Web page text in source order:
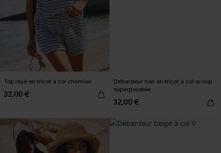
Top rayé en tricot à col chemise
32,00 €
Débardeur noir en tricot à col scoop
superposable
32,00 €